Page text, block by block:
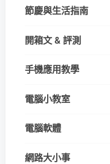
節慶與生活指南
開箱文 & 評測
手機應用教學
電腦小教室
電腦軟體
網路大小事